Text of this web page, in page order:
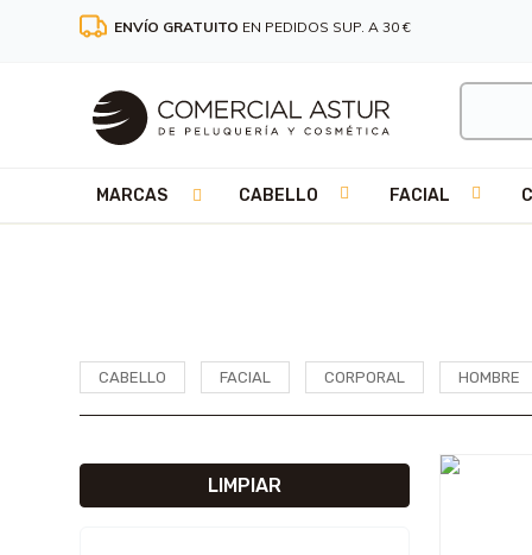
ENVÍO GRATUITO EN PEDIDOS SUP. A 30 €
MARCAS CABELLO FACIAL
CABELLO FACIAL CORPORAL HOMBRE
LIMPIAR